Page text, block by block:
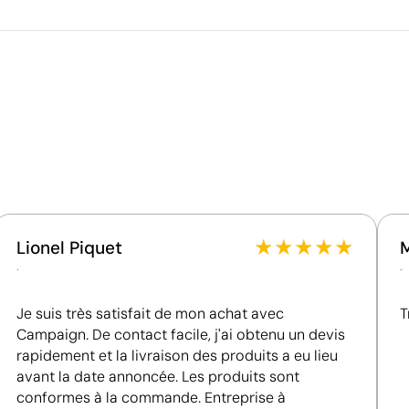
Poids de la boîte extérieure
Position: haut du couvercle
Size: 30x30 mm
Gravure laser:Logo gravé
Fournisseur lié à une usine auditée selon une norme
reconnue, garantissant la vérification des
conditions de travail.
entreprises en matière de performance ESG.
Lionel Piquet
.
★★★★★
Je suis très satisfait de mon achat avec
Campaign. De contact facile, j'ai obtenu un devis
rapidement et la livraison des produits a eu lieu
avant la date annoncée. Les produits sont
conformes à la commande. Entreprise à
.